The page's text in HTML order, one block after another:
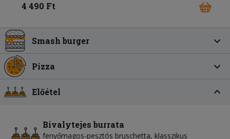
4 490 Ft
Smash burger
Pizza
Előétel
Bivalytejes burrata
fenyőmagos-pesztós bruschetta, klasszikus